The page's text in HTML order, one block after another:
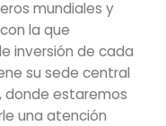
mundiales y
la que
inversión de cada
su sede central
donde estaremos
una atención